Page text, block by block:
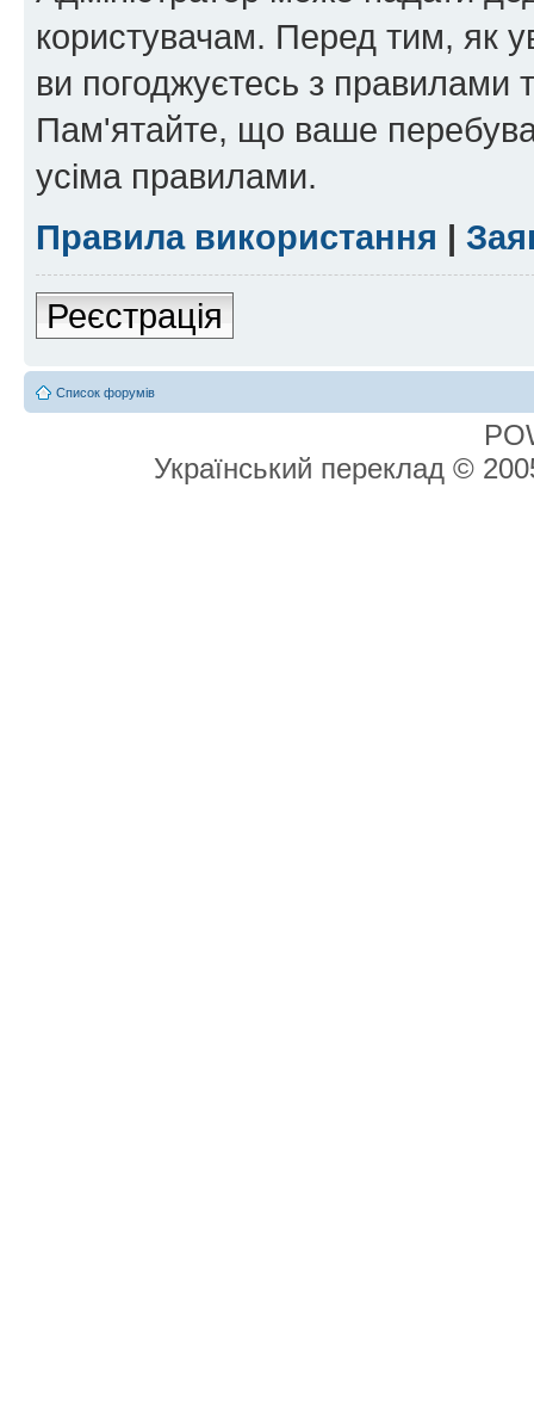
користувачам. Перед тим, як
ви погоджуєтесь з правилами
Пам'ятайте, що ваше
усіма правилами.
Правила використання |
Реєстрація
Список форумів
Український переклад ©